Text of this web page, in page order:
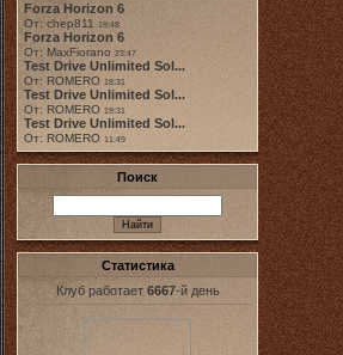
Forza Horizon 6
От: chep811 19:48
Forza Horizon 6
От: MaxFiorano 23:47
Test Drive Unlimited Sol...
От: ROMERO 18:31
Test Drive Unlimited Sol...
От: ROMERO 19:31
Test Drive Unlimited Sol...
От: ROMERO 11:49
Поиск
Статистика
Клуб работает 6667-й день